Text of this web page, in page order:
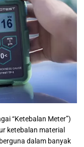
“Ketebalan Meter”)
ketebalan material
dalam banyak